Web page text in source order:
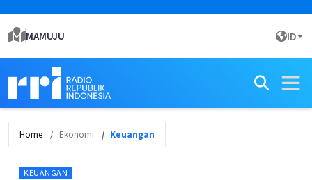
MAMUJU ID
Home Ekonomi Keuangan
KEUANGAN